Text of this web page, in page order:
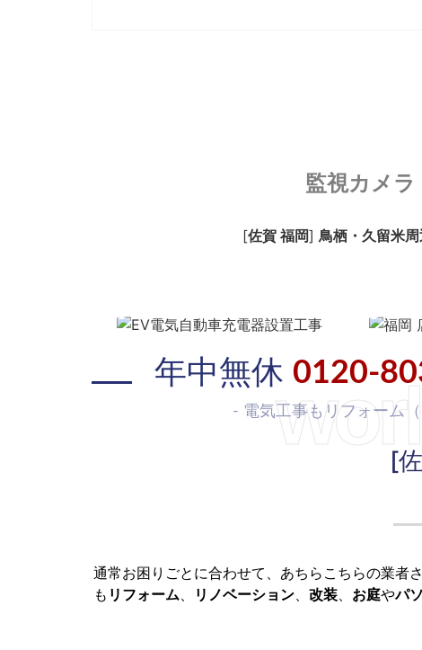
監視カメ
[佐賀 福岡] 鳥栖・久留米周
年中無休 0120-
- 電気工事もリフォーム
[
通常お困りごとに合わせて、あちらこちらの業者
も リフォーム リノベーション 改装 お庭やパ